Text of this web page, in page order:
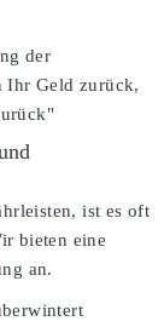
der
Ihr Geld zurück,
ist es oft
bieten eine
an.